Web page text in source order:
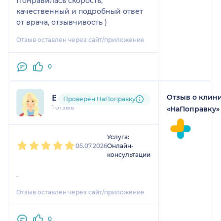
качественный и подробный ответ
от врача, отзывчивость )
Отзыв оставлен через сайт/приложение
0
Виктория
1 отзыв
Проверен НаПоправку
05.07.2026
Услуга:
Онлайн-
консультации
.
Отзыв оставлен через сайт/приложение
0
Отзыв о
«НаПоправку»